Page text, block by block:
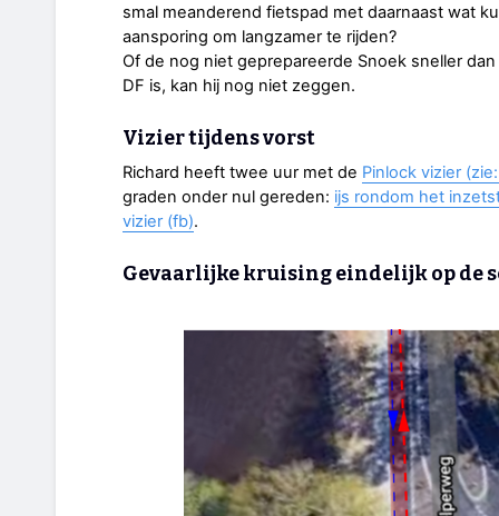
smal meanderend fietspad met daarnaast wat
aansporing om langzamer te rijden?
Of de nog niet geprepareerde Snoek sneller
DF is, kan hij nog niet zeggen.
Vizier tijdens vorst
Richard heeft twee uur met de Pinlock vizier
graden onder nul gereden: ijs rondom het
vizier (fb).
Gevaarlijke kruising eindelijk op de